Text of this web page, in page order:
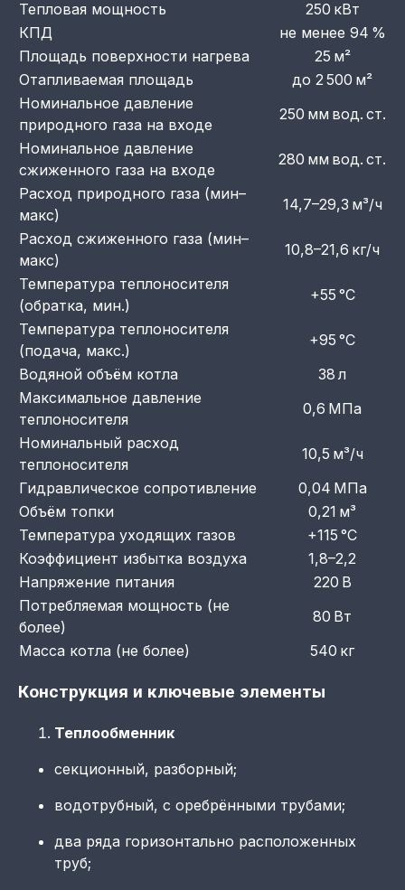
Тепловая мощность
250 кВт
КПД
не менее 94 %
Площадь поверхности нагрева
25 м²
Отапливаемая площадь
до 2 500 м²
Номинальное давление
природного газа на входе
250 мм вод. ст.
Номинальное давление
сжиженного газа на входе
280 мм вод. ст.
Расход природного газа (мин–
макс)
14,7–29,3 м³/ч
Расход сжиженного газа (мин–
макс)
10,8–21,6 кг/ч
Температура теплоносителя
(обратка, мин.)
+55 °C
Температура теплоносителя
(подача, макс.)
+95 °C
Водяной объём котла
38 л
Максимальное давление
теплоносителя
0,6 МПа
Номинальный расход
теплоносителя
10,5 м³/ч
Гидравлическое сопротивление
0,04 МПа
Объём топки
0,21 м³
Температура уходящих газов
+115 °C
Коэффициент избытка воздуха
1,8–2,2
Напряжение питания
220 В
Потребляемая мощность (не
более)
80 Вт
Масса котла (не более)
540 кг
Конструкция и ключевые элементы
Теплообменник
секционный, разборный;
водотрубный, с оребрёнными трубами;
два ряда горизонтально расположенных
труб;